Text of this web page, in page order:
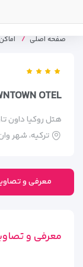
صفحه اصلی
OTEL
هتل روکیا داون
ترکیه، شهر
معرفی و
معرفی و